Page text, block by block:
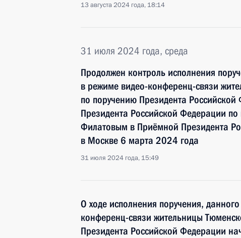
13 августа 2024 года, 18:14
31 июля 2024 года, среда
Продолжен контроль исполнения
в режиме видео-конференц-связи
по поручению Президента
Президента Российской Федерации по
Филатовым в Приёмной Президента
в Москве 6 марта 2024 года
31 июля 2024 года, 15:49
О ходе исполнения поручения,
конференц-связи жительницы
Президента Российской Федерации